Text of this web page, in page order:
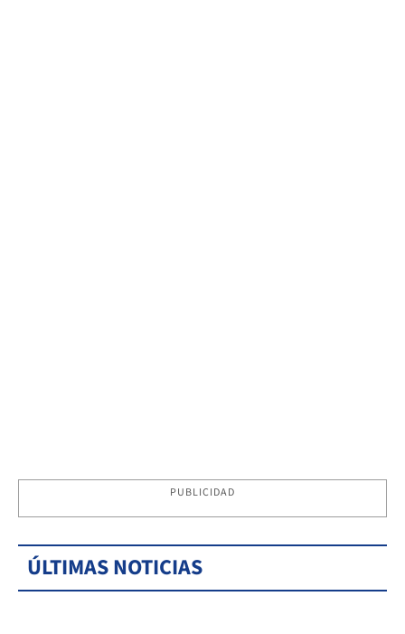
PUBLICIDAD
ÚLTIMAS NOTICIAS